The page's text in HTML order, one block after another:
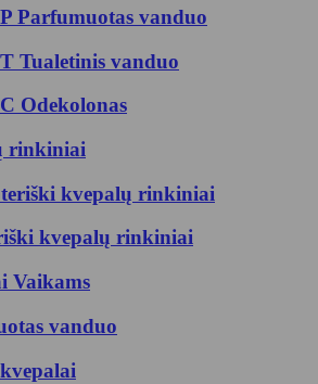
Parfumuotas vanduo
Tualetinis vanduo
Odekolonas
rinkiniai
kvepalų rinkiniai
kvepalų rinkiniai
Vaikams
vanduo